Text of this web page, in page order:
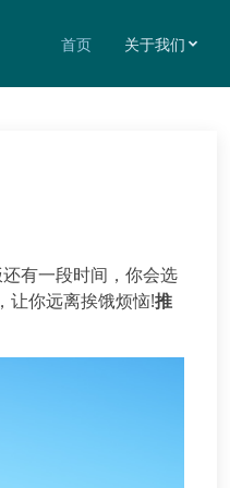
首页 关于我们
有一段时间，你会选
，让你远离挨饿烦恼!推